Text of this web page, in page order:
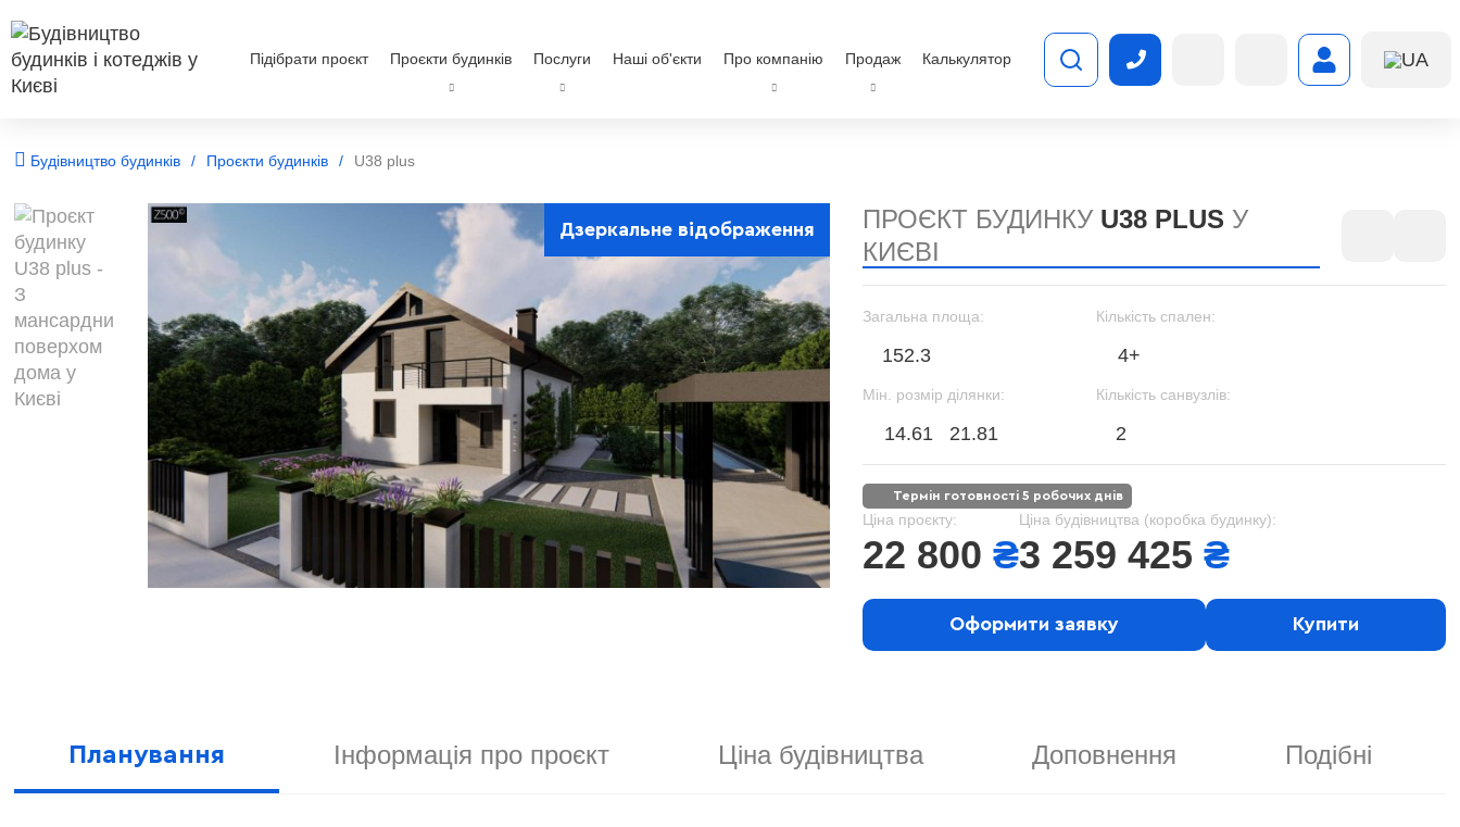
Підібрати проєкт Проєкти будинків Послуги Наші об'єкти Про компанію Продаж Калькулятор UA
Будівництво будинків Проєкти будинків U38 plus
Дзеркальне відображення ПРОЄКТ БУДИНКУ U38 PLUS У
КИЄВІ
Загальна площа:
152.3
Кількість спален:
4+
Мін. розмір ділянки:
14.61 21.81
Кількість санвузлів:
2
термін готовності 5 робочих днів
Ціна проєкту:
22 800 ₴
Ціна будівництва (коробка будинку):
3 259 425 ₴
Оформити заявку Купити
Планування Інформація про проєкт Ціна будівництва Доповнення Подібні